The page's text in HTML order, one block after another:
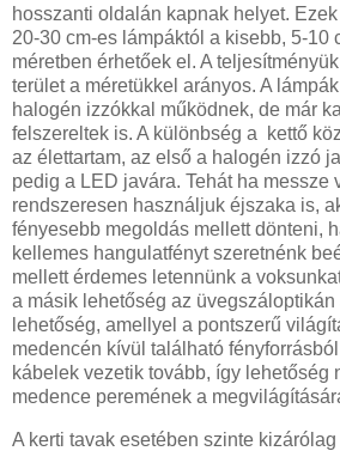
hosszanti oldalán kapnak helyet.
20-30 cm-es lámpáktól a kisebb, 5-10
méretben érhetőek el. A
terület a méretükkel arányos. A
halogén izzókkal működnek, de már
felszereltek is. A különbség a kettő
az élettartam, az első a halogén izzó
pedig a LED javára. Tehát ha messze
rendszeresen használjuk éjszaka is,
fényesebb megoldás mellett dönteni,
kellemes hangulatfényt szeretnénk
mellett érdemes letennünk a
a másik lehetőség az
lehetőség, amellyel a pontszerű
medencén kívül található
kábelek vezetik tovább, így lehetőség
medence peremének a
A kerti tavak esetében szinte